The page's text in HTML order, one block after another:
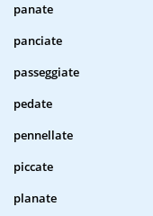
panate
panciate
passeggiate
pedate
pennellate
piccate
planate